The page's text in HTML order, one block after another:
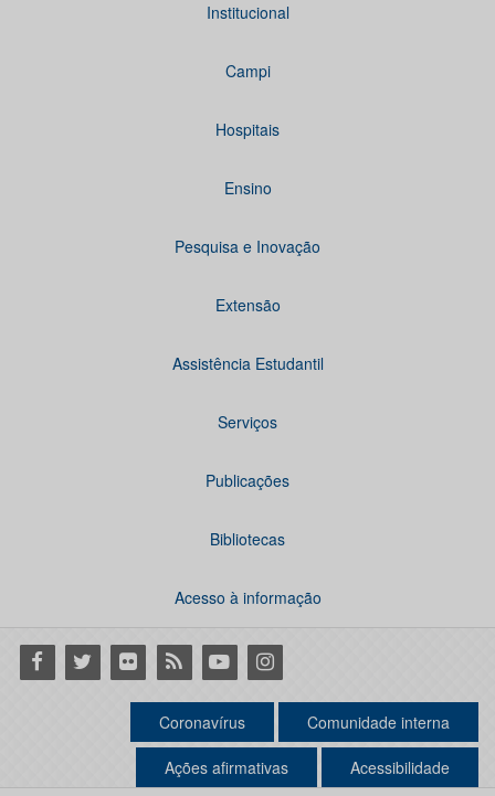
Institucional
Campi
Hospitais
Ensino
Pesquisa e Inovação
Extensão
Assistência Estudantil
Serviços
Publicações
Bibliotecas
Acesso à informação
Facebook
Twitter Flickr RSS YoutubeInstagram
Coronavírus Comunidade interna
Ações afirmativas Acessibilidade